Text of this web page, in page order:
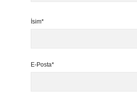
İsim*
E-Posta*